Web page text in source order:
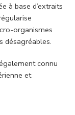
à base d’extraits
organismes
désagréables.
connu
et